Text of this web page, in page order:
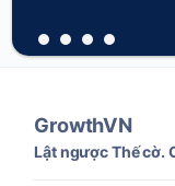
GrowthVN
Lật ngược Thế cờ.